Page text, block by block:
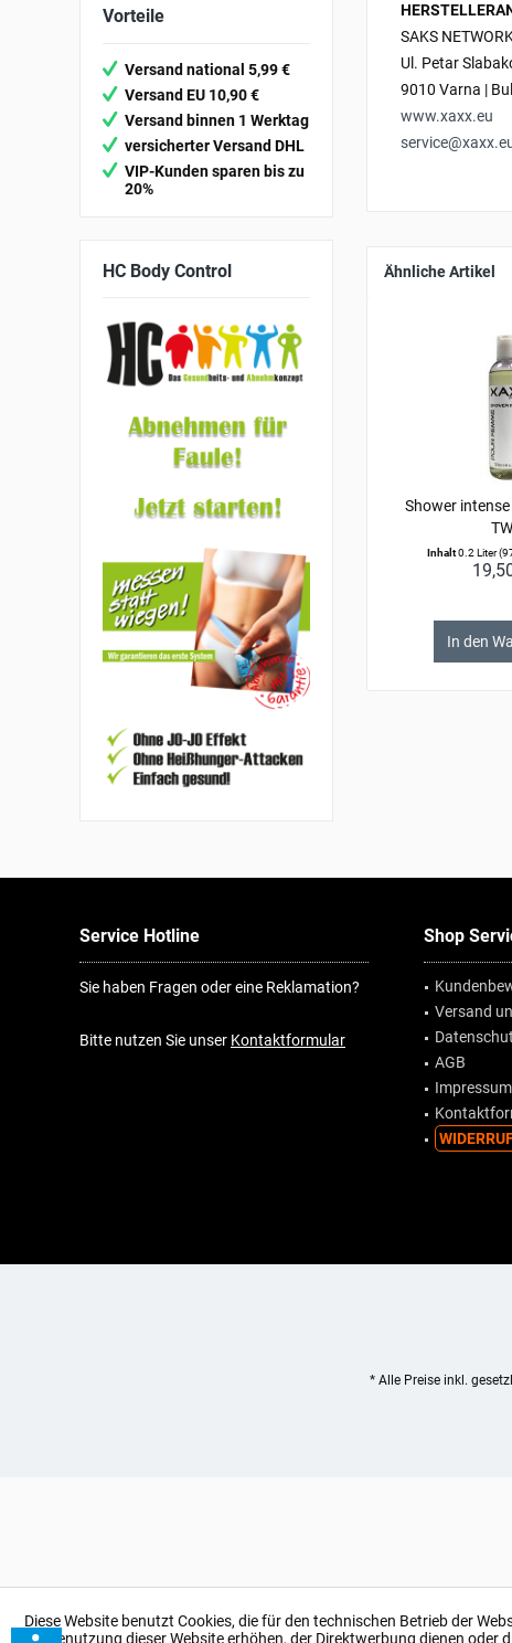
Vorteile
Versand national 5,99 €
Versand EU 10,90 €
Versand binnen 1 Werktag
versicherter Versand DHL
VIP-Kunden sparen bis zu
20%
HC Body Control
SAKS
Ul. Petar
9010 Varna |
www.xaxx.eu
Ähnliche Artikel
Shower
Inhalt0.2 Liter
In den
Service Hotline
Sie haben Fragen oder eine Reklamation?
Bitte nutzen Sie unser Kontaktformular
Shop
Versand
AGB
Impressum
* Alle Preise inkl.
Diese Website benutzt Cookies, die für den technischen Betrieb der
bei Benutzung dieser Website erhöhen, der Direktwerbung dienen